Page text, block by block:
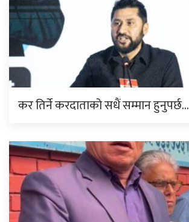
कर तिर्ने करदाताको सधैं सम्मान हुनुपर्छ…